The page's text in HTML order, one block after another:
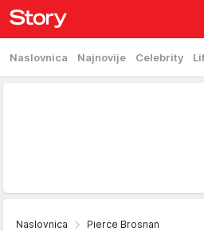
Naslovnica Najnovije Celebrity
Naslovnica Pierce Brosnan